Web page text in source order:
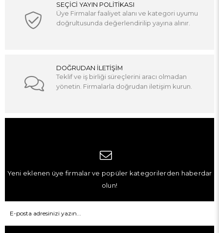
SEÇİCİ YAYIN POLİTİKASI
Üye Firmalar faaliyet alanı ve kategori uyumu
doğrultusunda değerlendirilip yayına alınır.
DOĞRUDAN İLETİŞİM
Teklif ve iş birliği süreçlerini aracı olmadan
yönetin. Firmalarla doğrudan iletişim kurun.
Yeni eklenen üye firmalar ve popüler kategorilerden haberdar
olun!